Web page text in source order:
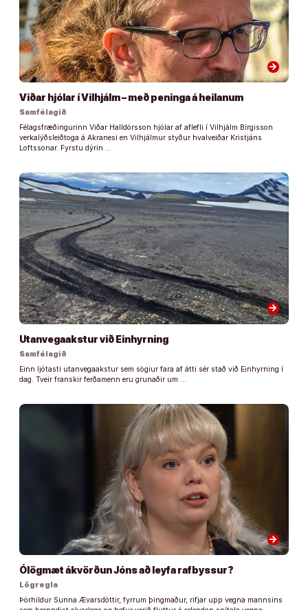
arrow_forward
Viðar hjólar í Vilhjálm – með peninga á heilanum
Samfélagið
Félagsfræðingurinn Viðar Halldórsson hjólar af aflefli í Vilhjálm Birgisson
verkalýðsleiðtoga á Akranesi en Vilhjálmur styður hvalveiðar Kristjáns
Loftssonar. Fyrstu dýrin …
arrow_forward
Utanvegaakstur við Einhyrning
Samfélagið
Einn ljótasti utanvegaakstur sem sögiur fara af átti sér stað við Einhyrning í
dag. Tveir franskir ferðamenn eru grunaðir um …
arrow_forward
Ólögmæt ákvörðun Jóns að leyfa rafbyssur?
Lögregla
Þórhildur Sunna Ævarsdóttir, fyrrum þingmaður, rifjar upp vegna mannsins